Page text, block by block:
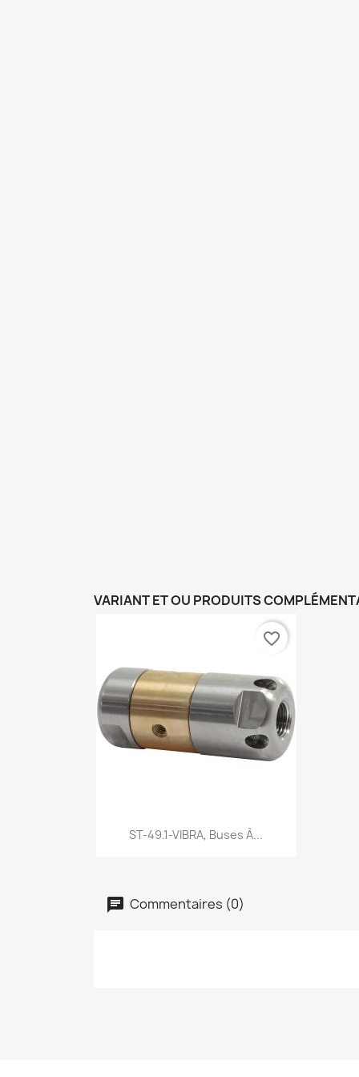
VARIANT ET OU PRODUITS
Aperçu rapide
ST-49.1-VIBRA, Buses À...
favorite_border
Commentaires (0)